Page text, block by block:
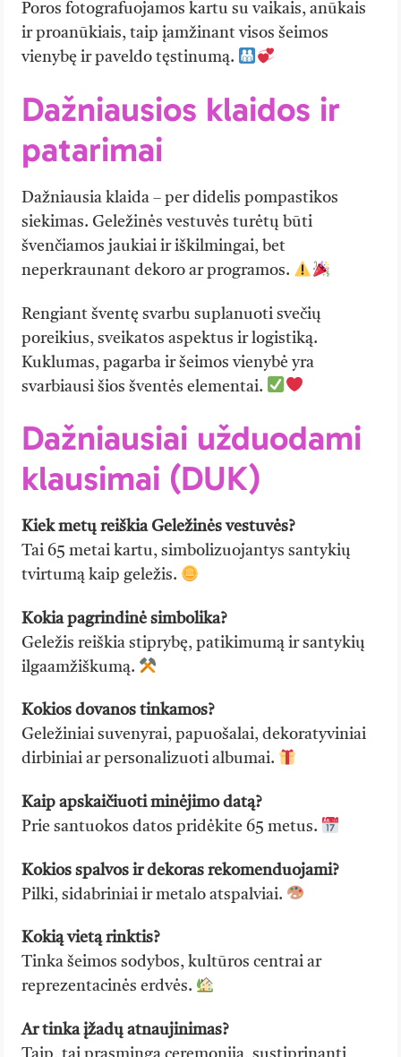
Poros fotografuojamos kartu su vaikais, anūkais
ir proanūkiais, taip įamžinant visos šeimos
vienybę ir paveldo tęstinumą.
Dažniausios klaidos ir
patarimai
Dažniausia klaida – per didelis pompastikos
siekimas. Geležinės vestuvės turėtų būti
švenčiamos jaukiai ir iškilmingai, bet
neperkraunant dekoro ar programos.
Rengiant šventę svarbu suplanuoti svečių
poreikius, sveikatos aspektus ir logistiką.
Kuklumas, pagarba ir šeimos vienybė yra
svarbiausi šios šventės elementai.
Dažniausiai užduodami
klausimai (DUK)
Kiek metų reiškia Geležinės vestuvės?
Tai 65 metai kartu, simbolizuojantys santykių
tvirtumą kaip geležis.
Kokia pagrindinė simbolika?
Geležis reiškia stiprybę, patikimumą ir santykių
ilgaamžiškumą.
Kokios dovanos tinkamos?
Geležiniai suvenyrai, papuošalai, dekoratyviniai
dirbiniai ar personalizuoti albumai.
Kaip apskaičiuoti minėjimo datą?
Prie santuokos datos pridėkite 65 metus.
Kokios spalvos ir dekoras rekomenduojami?
Pilki, sidabriniai ir metalo atspalviai.
Kokią vietą rinktis?
Tinka šeimos sodybos, kultūros centrai ar
reprezentacinės erdvės.
Ar tinka įžadų atnaujinimas?